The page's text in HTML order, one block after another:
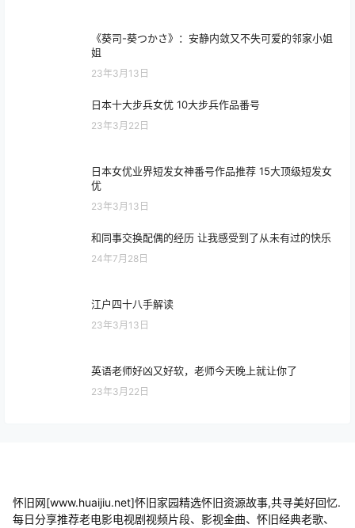
《葵司-葵つかさ》：安静内敛又不失可爱的邻家小姐
姐
23年3月13日
日本十大步兵女优 10大步兵作品番号
23年3月22日
日本女优业界短发女神番号作品推荐 15大顶级短发女
优
23年3月13日
和同事交换配偶的经历 让我感受到了从未有过的快乐
24年7月28日
江户四十八手解读
23年3月13日
英语老师好凶又好软，老师今天晚上就让你了
23年3月22日
怀旧网[www.huaijiu.net]怀旧家园精选怀旧资源故事,共寻美好回忆.
每日分享推荐老电影电视剧视频片段、影视金曲、怀旧经典老歌、